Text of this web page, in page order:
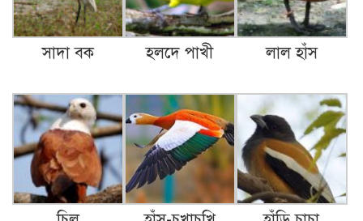
সাদা বক হলদে পাখী লাল হাঁস